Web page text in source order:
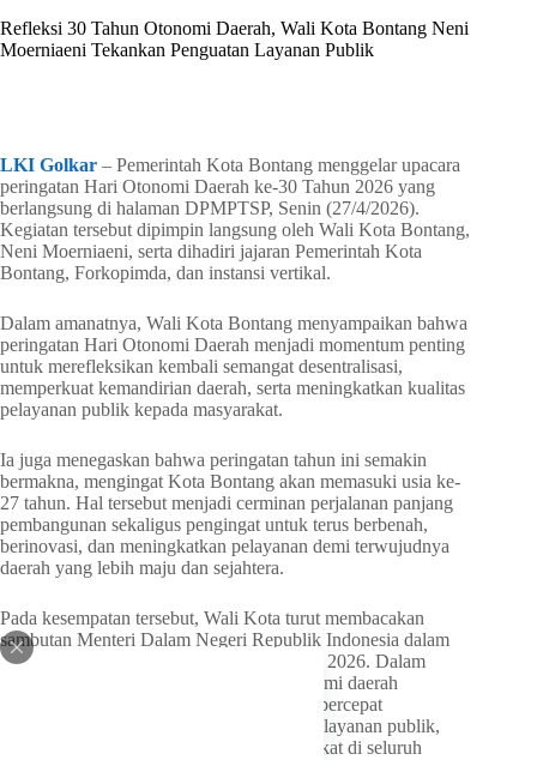
Refleksi 30 Tahun Otonomi Daerah, Wali Kota Bontang Neni
Moerniaeni Tekankan Penguatan Layanan Publik
LKI Golkar – Pemerintah Kota Bontang menggelar upacara
peringatan Hari Otonomi Daerah ke-30 Tahun 2026 yang
berlangsung di halaman DPMPTSP, Senin (27/4/2026).
Kegiatan tersebut dipimpin langsung oleh Wali Kota Bontang,
Neni Moerniaeni, serta dihadiri jajaran Pemerintah Kota
Bontang, Forkopimda, dan instansi vertikal.
Dalam amanatnya, Wali Kota Bontang menyampaikan bahwa
peringatan Hari Otonomi Daerah menjadi momentum penting
untuk merefleksikan kembali semangat desentralisasi,
memperkuat kemandirian daerah, serta meningkatkan kualitas
pelayanan publik kepada masyarakat.
Ia juga menegaskan bahwa peringatan tahun ini semakin
bermakna, mengingat Kota Bontang akan memasuki usia ke-
27 tahun. Hal tersebut menjadi cerminan perjalanan panjang
pembangunan sekaligus pengingat untuk terus berbenah,
berinovasi, dan meningkatkan pelayanan demi terwujudnya
daerah yang lebih maju dan sejahtera.
Pada kesempatan tersebut, Wali Kota turut membacakan
sambutan Menteri Dalam Negeri Republik Indonesia dalam
rangka Hari Otonomi Daerah ke-30 Tahun 2026. Dalam
sambutan tersebut ditegaskan bahwa otonomi daerah
merupakan instrumen strategis untuk mempercepat
pemerataan pembangunan, memperkuat pelayanan publik,
serta meningkatkan kesejahteraan masyarakat di seluruh